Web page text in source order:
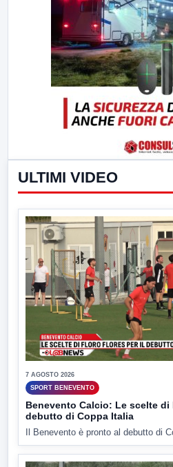
ULTIMI VIDEO
7 AGOSTO 2026
SPORT BENEVENTO
Benevento Calcio: Le scelte di
debutto di Coppa Italia
Il Benevento è pronto al debutto di